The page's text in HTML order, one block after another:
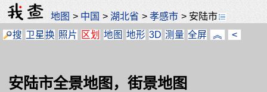
地图 > 中国 >湖北省 >孝感市 > 安陆市
搜 卫星换 照片 区划 地图 地形 3D 测量 全屏 ︽ <
安陆市全景地图，街景地图